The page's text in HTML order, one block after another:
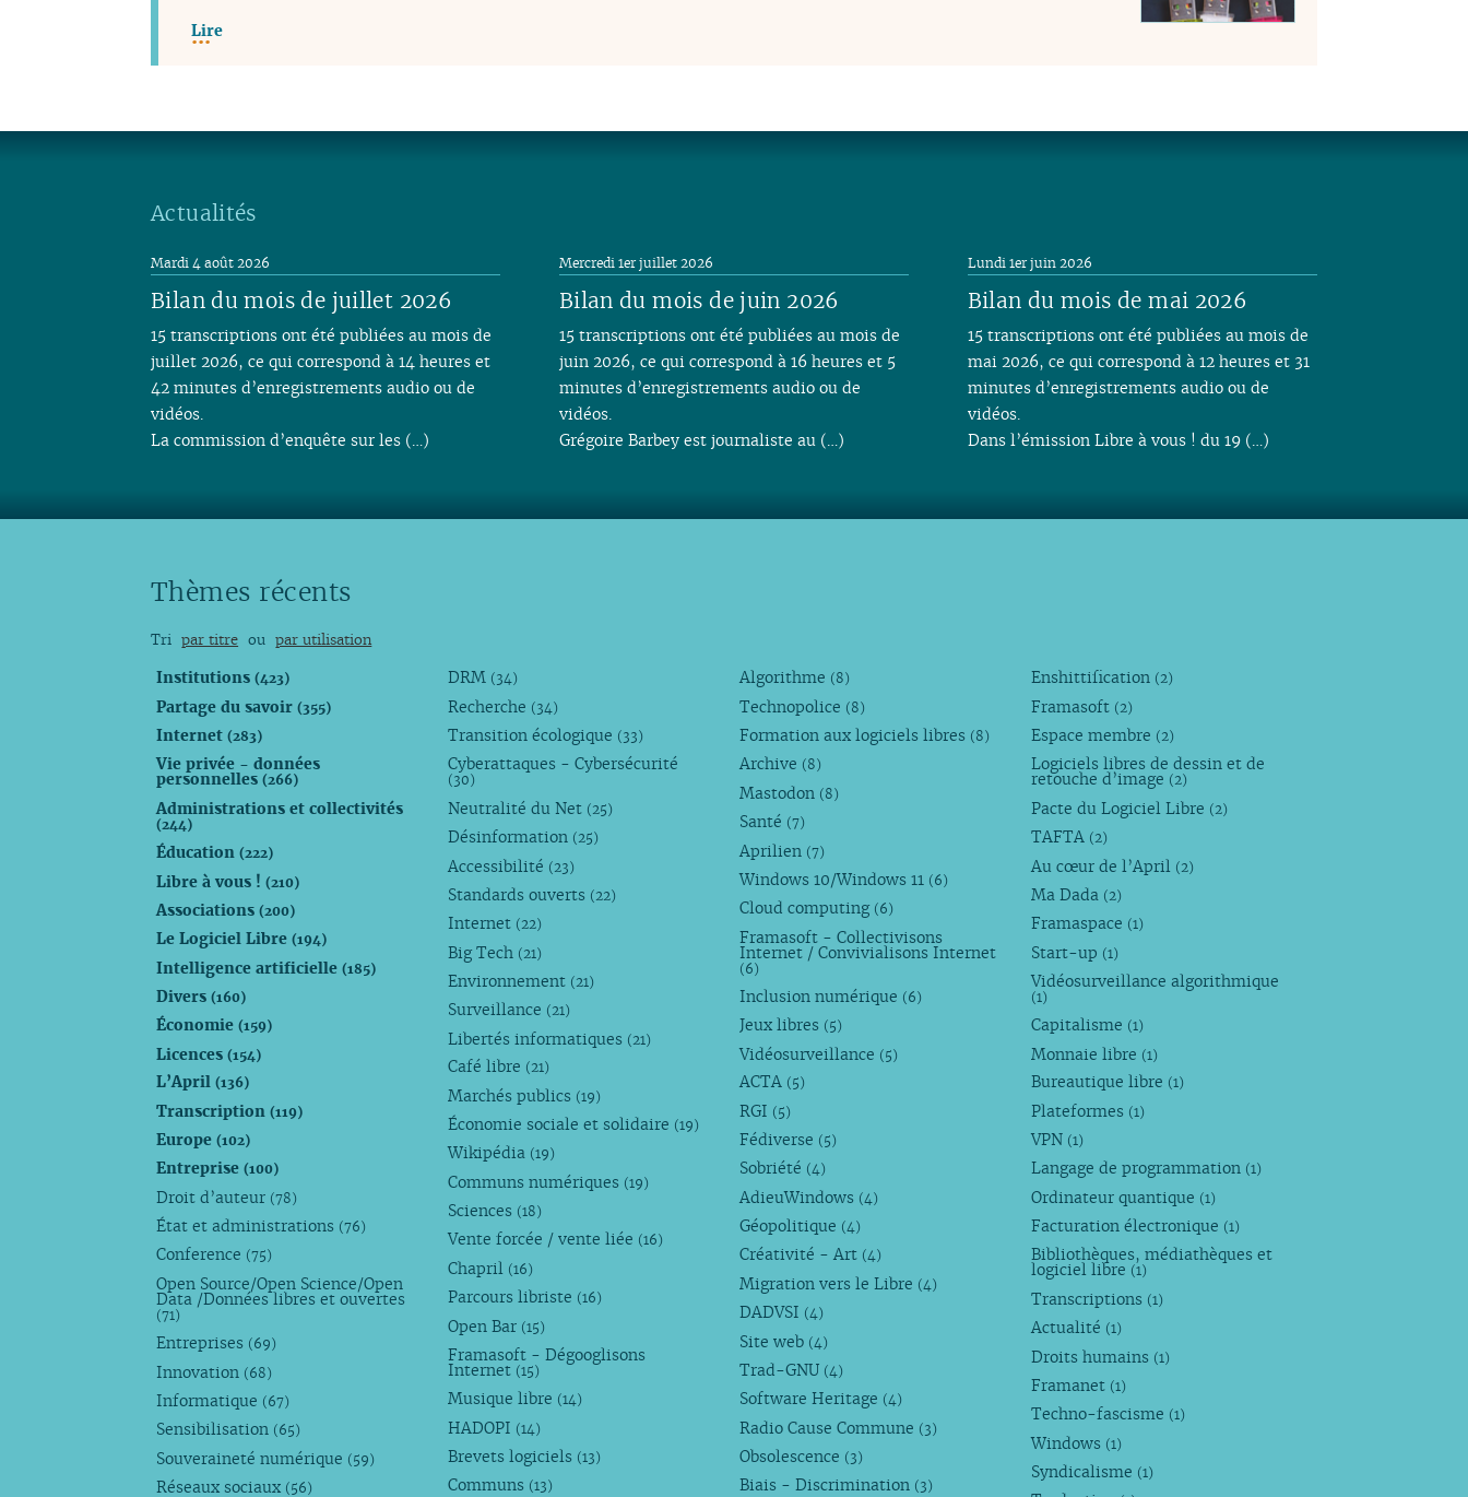
Lire
Actualités
Bilan du mois de juillet 2026
Mardi 4 août 2026
15 transcriptions ont été publiées au mois de
juillet 2026, ce qui correspond à 14 heures et
42 minutes d’enregistrements audio ou de
vidéos.
La commission d’enquête sur les (…)
Bilan du mois de juin 2026
Mercredi 1er juillet 2026
15 transcriptions ont été publiées au mois de
juin 2026, ce qui correspond à 16 heures et 5
minutes d’enregistrements audio ou de
vidéos.
Grégoire Barbey est journaliste au (…)
Bilan du mois de mai 2026
Lundi 1er juin 2026
15 transcriptions ont été publiées au mois de
mai 2026, ce qui correspond à 12 heures et 31
minutes d’enregistrements audio ou de
vidéos.
Dans l’émission Libre à vous ! du 19 (…)
Thèmes récents
Tri par titre ou par utilisation
Institutions(423)
Partage du savoir(355)
Internet(283)
Vie privée - données
personnelles(266)
Administrations et collectivités
(244)
Éducation(222)
Libre à vous !(210)
Associations(200)
Le Logiciel Libre(194)
Intelligence artificielle(185)
Divers(160)
Économie(159)
Licences(154)
L’April(136)
Transcription(119)
Europe(102)
Entreprise(100)
Droit d’auteur (78)
État et administrations (76)
Conference (75)
Open Source/Open Science/Open
Data /Données libres et ouvertes
(71)
Entreprises (69)
Innovation (68)
Informatique (67)
Sensibilisation (65)
Souveraineté numérique (59)
Réseaux sociaux (56)
DRM (34)
Recherche (34)
Transition écologique (33)
Cyberattaques - Cybersécurité
(30)
Neutralité du Net (25)
Désinformation (25)
Accessibilité (23)
Standards ouverts (22)
Internet (22)
Big Tech (21)
Environnement (21)
Surveillance (21)
Libertés informatiques (21)
Café libre (21)
Marchés publics (19)
Économie sociale et solidaire (19)
Wikipédia (19)
Communs numériques (19)
Sciences (18)
Vente forcée / vente liée (16)
Chapril (16)
Parcours libriste (16)
Open Bar (15)
Framasoft - Dégooglisons
Internet (15)
Musique libre (14)
HADOPI (14)
Brevets logiciels (13)
Communs (13)
Algorithme (8)
Technopolice (8)
Formation aux logiciels libres (8)
Archive (8)
Mastodon (8)
Santé (7)
Aprilien (7)
Windows 10/Windows 11 (6)
Cloud computing (6)
Framasoft - Collectivisons
Internet / Convivialisons Internet
(6)
Inclusion numérique (6)
Jeux libres (5)
Vidéosurveillance (5)
ACTA (5)
RGI (5)
Fédiverse (5)
Sobriété (4)
AdieuWindows (4)
Géopolitique (4)
Créativité - Art (4)
Migration vers le Libre (4)
DADVSI (4)
Site web (4)
Trad-GNU (4)
Software Heritage (4)
Radio Cause Commune (3)
Obsolescence (3)
Biais - Discrimination (3)
Enshittification (2)
Framasoft (2)
Espace membre (2)
Logiciels libres de dessin et de
retouche d’image (2)
Pacte du Logiciel Libre (2)
TAFTA (2)
Au cœur de l’April (2)
Ma Dada (2)
Framaspace (1)
Start-up (1)
Vidéosurveillance algorithmique
(1)
Capitalisme (1)
Monnaie libre (1)
Bureautique libre (1)
Plateformes (1)
VPN (1)
Langage de programmation (1)
Ordinateur quantique (1)
Facturation électronique (1)
Bibliothèques, médiathèques et
logiciel libre (1)
Transcriptions (1)
Actualité (1)
Droits humains (1)
Framanet (1)
Techno-fascisme (1)
Windows (1)
Syndicalisme (1)